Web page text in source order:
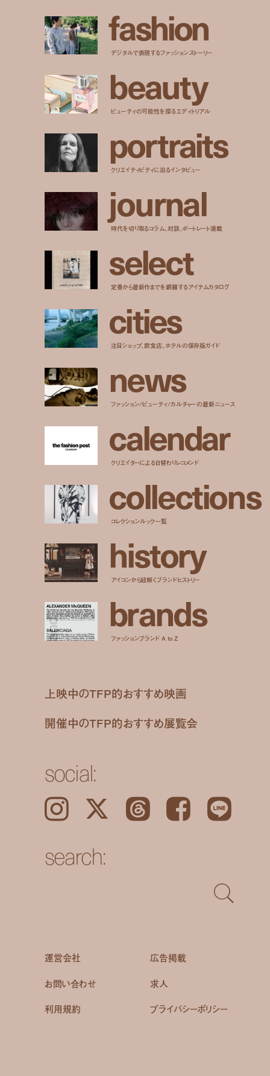
fashion
デジタルで表現するファッションストーリー
beauty
ビューティの可能性を探るエディトリアル
portraits
クリエイティビティに迫るインタビュー
journal
時代を切り取るコラム、対談、ポートレート連載
select
定番から最新作までを網羅するアイテムカタログ
cities
注目ショップ、飲食店、ホテルの保存版ガイド
news
ファッション/ビューティ/カルチャーの最新ニュース
calendar
クリエイターによる日替わりレコメンド
collections
コレクションルック一覧
history
アイコンから紐解くブランドヒストリー
brands
ファッションブランド A to Z
上映中のTFP的おすすめ映画
開催中のTFP的おすすめ展覧会
social:
Instagram 𝕏 Threads Facebook LINE
search:
運営会社
広告掲載
お問い合わせ
求人
利用規約 プライバシーポリシー